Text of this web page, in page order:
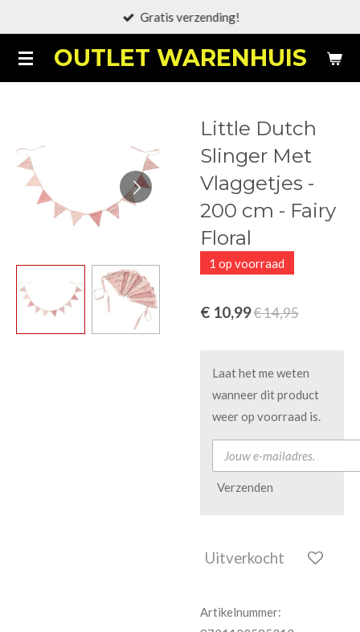
naar
de
OUTLET WARENHUIS
Gratis verzending!
Little Dutch
Slinger Met
Vlaggetjes -
200 cm - Fairy
Floral
1 op voorraad
€ 10,99€ 14,95
Laat het me weten
wanneer dit product
weer op voorraad is.
Verzenden
Uitverkocht
Artikelnummer: